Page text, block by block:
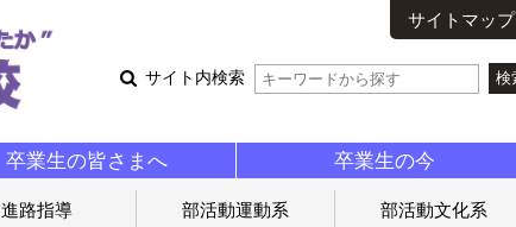
サイトマップ
サイト内検索
卒業生の皆さまへ 卒業生の今
進路指導 部活動運動系 部活動文化系